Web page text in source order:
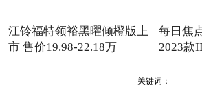
江铃福特领裕黑曜倾橙版上
市 售价19.98-22.18万
每日焦
2023款
关键词：